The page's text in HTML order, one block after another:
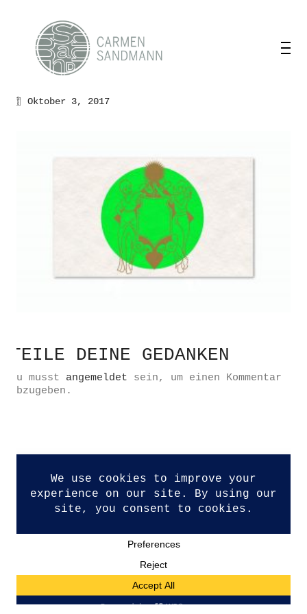
Oktober 3, 2017
TEILE DEINE GEDANKEN
Du musst angemeldet sein, um einen Kommentar
abzugeben.
© Copyright 2026. All Rights Reserved.